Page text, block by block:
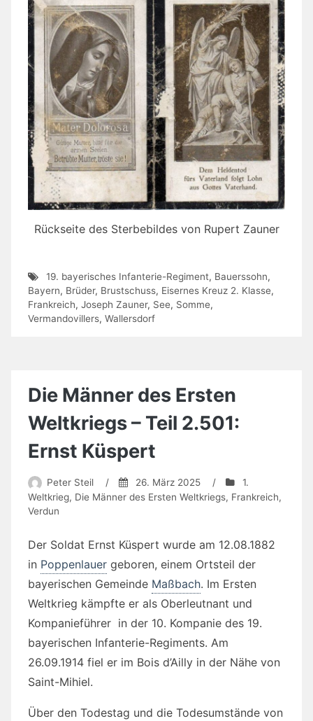
Rückseite des Sterbebildes von Rupert Zauner
19. bayerisches Infanterie-Regiment, Bauerssohn,
Bayern, Brüder, Brustschuss, Eisernes Kreuz 2. Klasse,
Frankreich, Joseph Zauner, See, Somme,
Vermandovillers, Wallersdorf
Die Männer des Ersten
Weltkriegs – Teil 2.501:
Ernst Küspert
Peter Steil / 26. März 2025 /
1.
Weltkrieg, Die Männer des Ersten Weltkriegs, Frankreich,
Verdun
Der Soldat Ernst Küspert wurde am 12.08.1882
in Poppenlauer geboren, einem Ortsteil der
bayerischen Gemeinde Maßbach. Im Ersten
Weltkrieg kämpfte er als Oberleutnant und
Kompanieführer in der 10. Kompanie des 19.
bayerischen Infanterie-Regiments. Am
26.09.1914 fiel er im Bois d’Ailly in der Nähe von
Saint-Mihiel.
Über den Todestag und die Todesumstände von